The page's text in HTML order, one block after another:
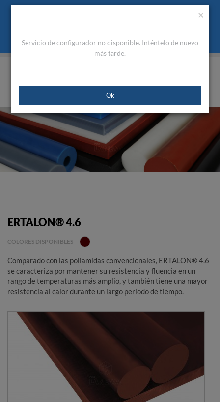
Utilizamos cookies para mejorar la navegación. Al cerrar este
Qué son las cookies
ES
Área Cliente
Presupuesto(0)
ERTALON® 4.6
COLORES DISPONIBLES
Comparado con las poliamidas convencionales, ERTALON® 4.6
se caracteriza por mantener su resistencia y fluencia en un
rango de temperaturas más amplio, y también tiene una mayor
resistencia al calor durante un largo período de tiempo.
×
Servicio de configurador no disponible. Inténtelo de nuevo
más tarde.
Ok